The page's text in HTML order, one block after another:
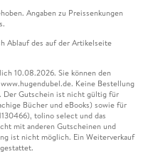
Angaben zu Preissenkungen
Ablauf des auf der Artikelseite
10.08.2026. Sie können den
Keine Bestellung
Der Gutschein ist nicht gültig für
Bücher und eBooks) sowie für
tolino select und das
mit anderen Gutscheinen und
ist nicht möglich. Ein Weiterverkauf